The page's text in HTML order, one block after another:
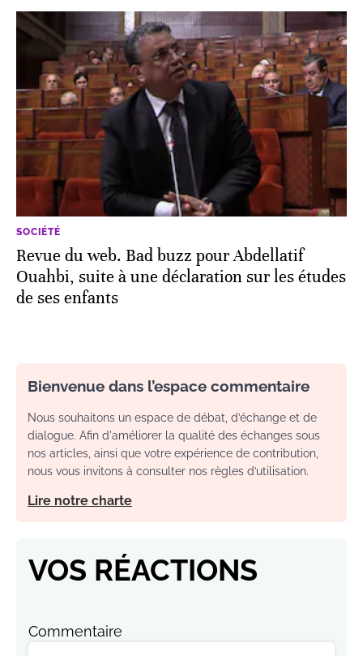
SOCIÉTÉ
Revue du web. Bad buzz pour Abdellatif
Ouahbi, suite à une déclaration sur les études
de ses enfants
Bienvenue dans l’espace commentaire
Nous souhaitons un espace de débat, d’échange et de
dialogue. Afin d'améliorer la qualité des échanges sous
nos articles, ainsi que votre expérience de contribution,
nous vous invitons à consulter nos règles d’utilisation.
Lire notre charte
VOS RÉACTIONS
Commentaire